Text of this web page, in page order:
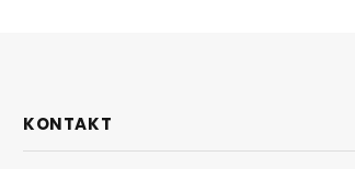
KONTAKT